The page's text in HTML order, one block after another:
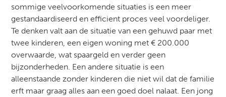
sommige veelvoorkomende situaties is een meer
gestandaardiseerd en efficient proces veel voordeliger.
Te denken valt aan de situatie van een gehuwd paar met
twee kinderen, een eigen woning met € 200.000
overwaarde, wat spaargeld en verder geen
bijzonderheden. Een andere situatie is een
alleenstaande zonder kinderen die niet wil dat de familie
erft maar graag alles aan een goed doel nalaat. Een jong